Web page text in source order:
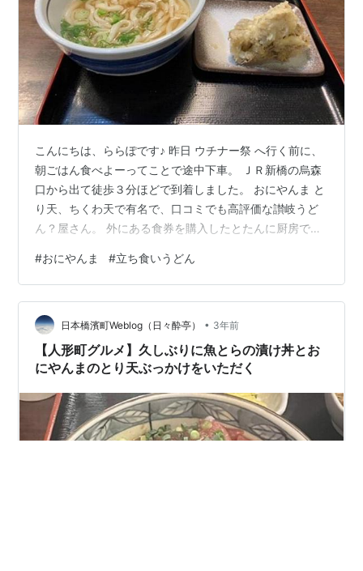
こんにちは、ららぽです♪ 昨日 ウチナー祭 へ行く前に、
朝ごはん食べよーってことで途中下車。 ＪＲ新橋の烏森
口から出て徒歩３分ほどで到着しました。 おにやんま と
り天、ちくわ天で有名で、口コミでも高評価な讃岐うど
ん？屋さん。 外にある食券を購入したとたんに厨房で作
どんが乗っかりました（早ッ！ 温並かけうどん 温並かけ
￥330 + とり天￥190 衣サクサクでジューシーなとり天
に、優しい出汁のスープ。 コシのあるうどんは私好み
で、朝ごはんには丁度いい量でした。 テーブルに置かれ
ている天かすは入れ放題。 写真撮るために開けたけど、
ちゃんと蓋もついて…
#おにやんま #立ち食いうどん
日本橋濱町Weblog（日々酔亭） • 3年前
【人形町グルメ】久しぶりに魚とらの漬け丼とお
にやんまのとり天ぶっかけをいただく